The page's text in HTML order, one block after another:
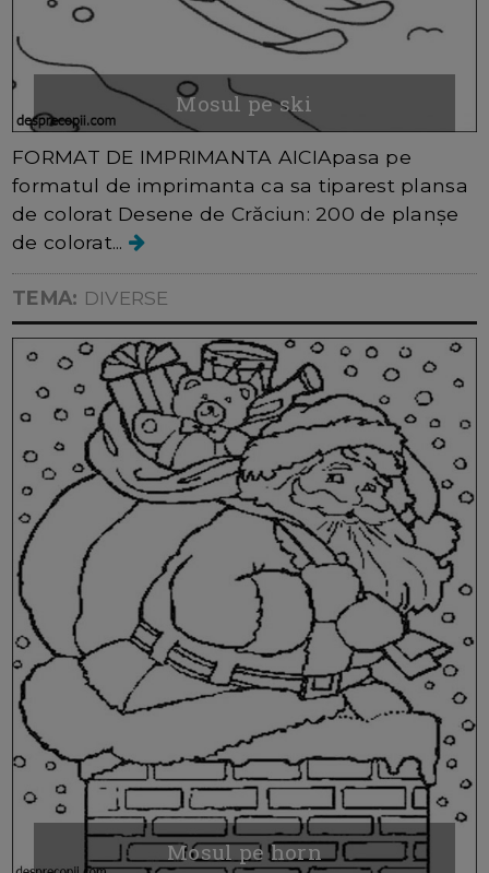
Mosul pe ski
FORMAT DE IMPRIMANTA AICIApasa pe
formatul de imprimanta ca sa tiparest plansa
de colorat Desene de Crăciun: 200 de planșe
de colorat...
TEMA: DIVERSE
Mosul pe horn